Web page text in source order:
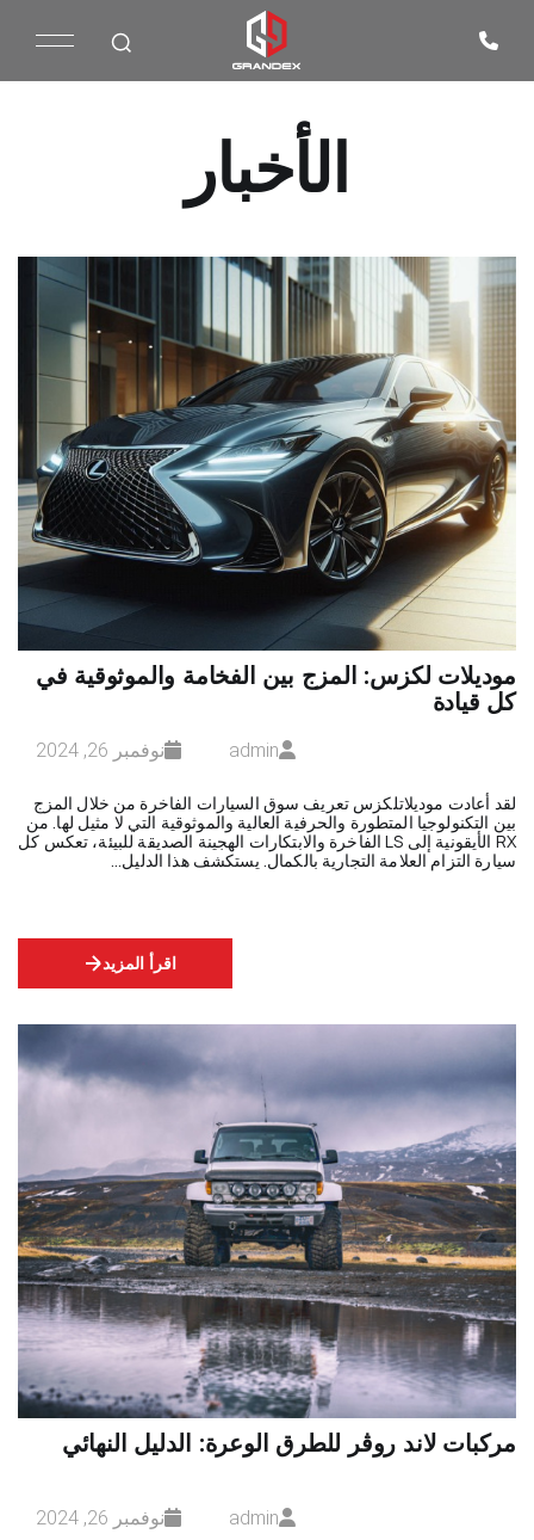
الأخبار
موديلات لكزس: المزج بين الفخامة والموثوقية في
كل قيادة
نوفمبر 26, 2024 admin
لقد أعادت موديلاتلكزس تعريف سوق السيارات الفاخرة من خلال المزج
بين التكنولوجيا المتطورة والحرفية العالية والموثوقية التي لا مثيل لها. من
RX الأيقونية إلى LS الفاخرة والابتكارات الهجينة الصديقة للبيئة، تعكس كل
سيارة التزام العلامة التجارية بالكمال. يستكشف هذا الدليل…
اقرأ المزيد
مركبات لاند روڤر للطرق الوعرة: الدليل النهائي
نوفمبر 26, 2024 admin